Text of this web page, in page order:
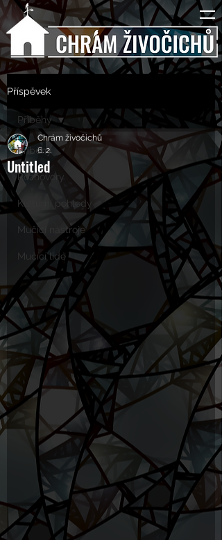
Příspěvek
Příběhy
Rozhovory
Kulturní pohledy
Mučící nástroje
Mučící lidé
Příběhy
Untitled
Chrám živočichů
6. 2.